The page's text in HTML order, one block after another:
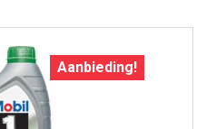
Aanbieding!